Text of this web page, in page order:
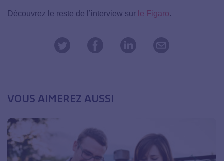
Découvrez le reste de l’interview sur le Figaro.
VOUS AIMEREZ AUSSI